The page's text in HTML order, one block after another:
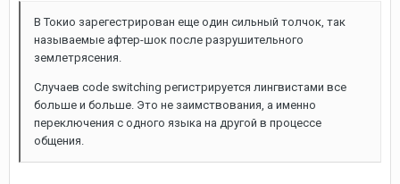
В Токио зарегестрирован еще один сильный толчок, так
называемые афтер-шок после разрушительного
землетрясения.
Случаев code switching регистрируется лингвистами все
больше и больше. Это не заимствования, а именно
переключения с одного языка на другой в процессе
общения.